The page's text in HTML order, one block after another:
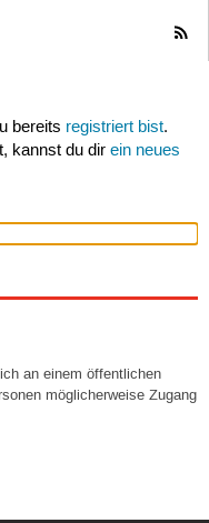
bereits registriert bist.
kannst du dir ein neues
an einem öffentlichen
möglicherweise Zugang